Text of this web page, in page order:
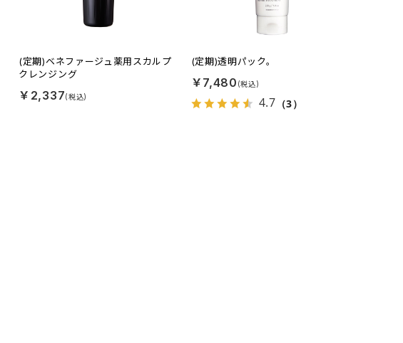
(定期)ベネファージュ薬用スカルプ
クレンジング
￥2,337
(定期)透明パック。
￥7,480
4.7 （3）